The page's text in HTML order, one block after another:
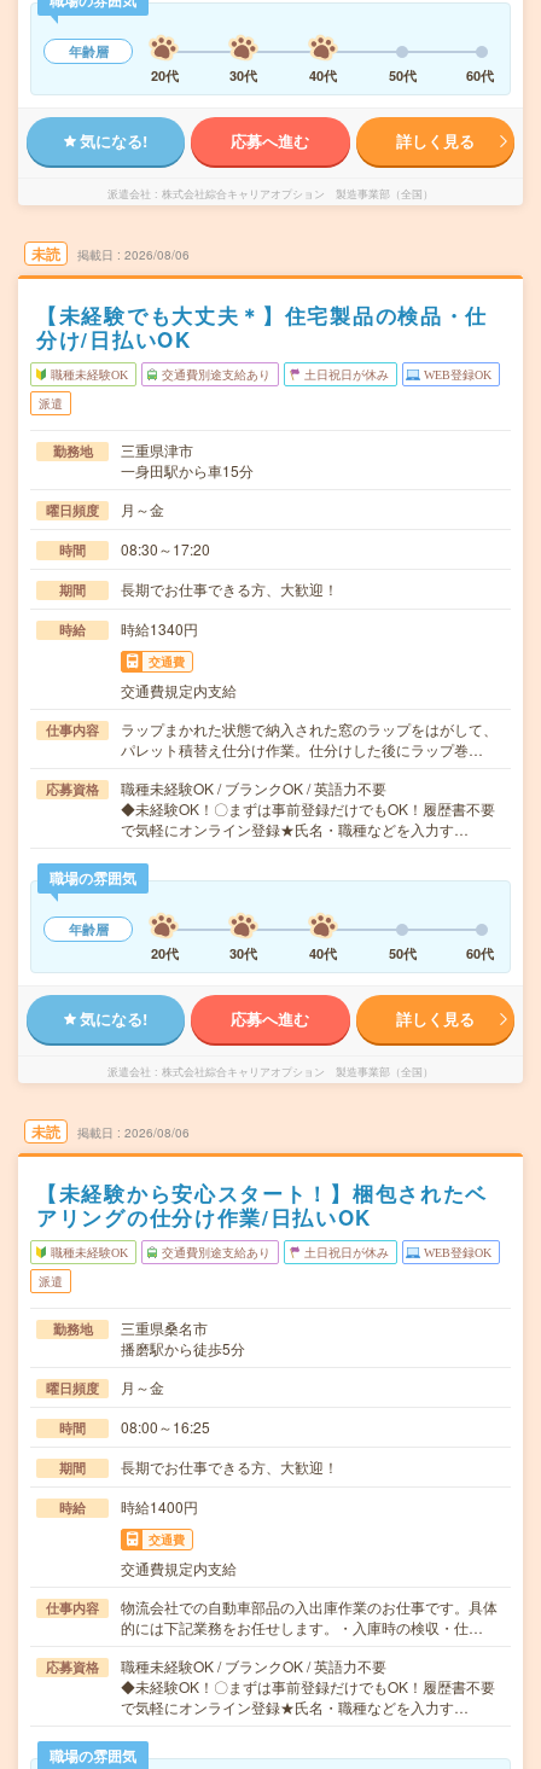
年齢層
20代
30代 40代 50代 60代
気になる! 応募へ進む 詳しく見る
派遣会社 株式会社綜合キャリアオプション 製造事業部（全国）
未読 掲載日 2026/08/06
【未経験でも大丈夫＊】住宅製品の検品・仕
分け/日払いOK
職種未経験OK 交通費別途支給あり 土日祝日が休み WEB登録OK
派遣
勤務地
三重県津市
一身田駅から車15分
曜日頻度 月～金
時間 08:30～17:20
期間 長期でお仕事できる方、大歓迎！
時給 時給1340円
交通費
交通費規定内支給
仕事内容
ラップまかれた状態で納入された窓のラップをはがして、
パレット積替え仕分け作業。仕分けした後にラップ巻…
応募資格
職種未経験OK / ブランクOK / 英語力不要
◆未経験OK！〇まずは事前登録だけでもOK！履歴書不要
で気軽にオンライン登録★氏名・職種などを入力す…
職場の雰囲気
年齢層
20代
30代 40代 50代 60代
気になる! 応募へ進む 詳しく見る
派遣会社 株式会社綜合キャリアオプション 製造事業部（全国）
未読 掲載日 2026/08/06
【未経験から安心スタート！】梱包されたベ
アリングの仕分け作業/日払いOK
職種未経験OK 交通費別途支給あり 土日祝日が休み WEB登録OK
派遣
勤務地
三重県桑名市
播磨駅から徒歩5分
曜日頻度 月～金
時間 08:00～16:25
期間 長期でお仕事できる方、大歓迎！
時給 時給1400円
交通費
交通費規定内支給
仕事内容
物流会社での自動車部品の入出庫作業のお仕事です。具体
的には下記業務をお任せします。・入庫時の検収・仕…
応募資格
職種未経験OK / ブランクOK / 英語力不要
◆未経験OK！〇まずは事前登録だけでもOK！履歴書不要
で気軽にオンライン登録★氏名・職種などを入力す…
職場の雰囲気